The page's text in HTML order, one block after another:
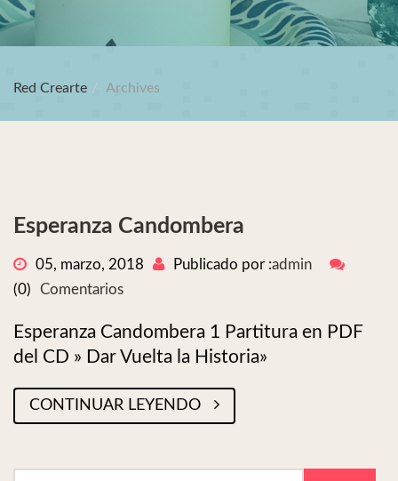
Red Crearte Archives
Esperanza Candombera
05, marzo, 2018 Publicado por :admin
(0)
Comentarios
Esperanza Candombera 1 Partitura en PDF
del CD » Dar Vuelta la Historia»
CONTINUAR LEYENDO